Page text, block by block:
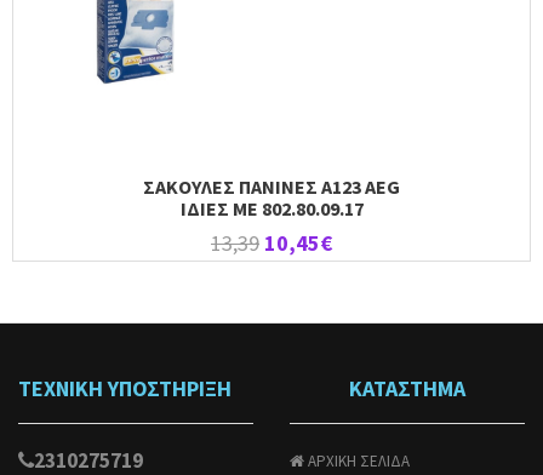
ΣΑΚΟΥΛΕΣ ΠΑΝΙΝΕΣ Α123 AEG
ΙΔΙΕΣ ΜΕ 802.80.09.17
13,39 10,45€
ΤΕΧΝΙΚΗ ΥΠΟΣΤΗΡΙΞΗ
2310275719
ΚΑΤΑΣΤΗΜΑ
ΑΡΧΙΚΗ ΣΕΛΙΔΑ